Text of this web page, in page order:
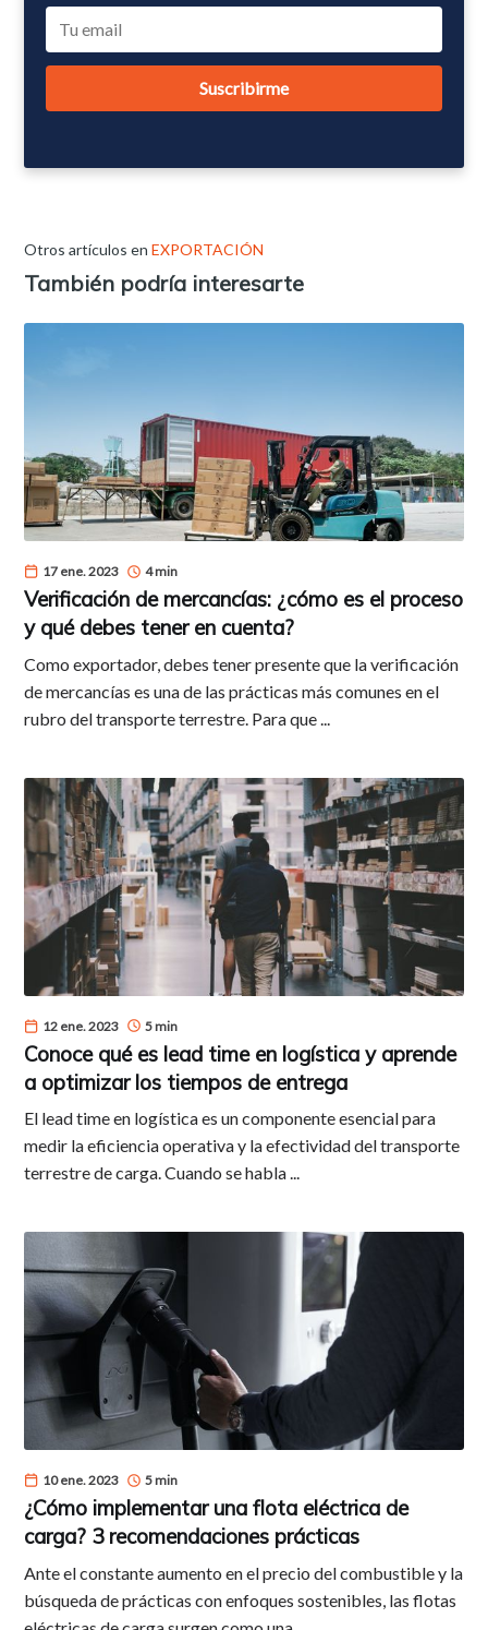
Otros artículos enEXPORTACIÓN
También podría interesarte
17 ene. 2023 4 min
Verificación de mercancías: ¿cómo es el proceso
y qué debes tener en cuenta?
Como exportador, debes tener presente que la verificación
de mercancías es una de las prácticas más comunes en el
rubro del transporte terrestre. Para que ...
12 ene. 2023 5 min
Conoce qué es lead time en logística y aprende
a optimizar los tiempos de entrega
El lead time en logística es un componente esencial para
medir la eficiencia operativa y la efectividad del transporte
terrestre de carga. Cuando se habla ...
10 ene. 2023 5 min
¿Cómo implementar una flota eléctrica de
carga? 3 recomendaciones prácticas
Ante el constante aumento en el precio del combustible y la
búsqueda de prácticas con enfoques sostenibles, las flotas